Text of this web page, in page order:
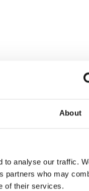
About
to analyse our traffic.
partners who may
of their services.